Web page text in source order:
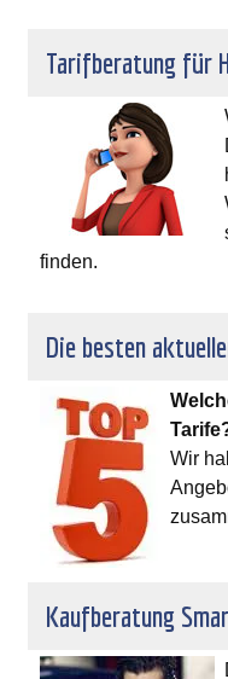
Tarifberatung für
finden.
Die besten
Wir
Kaufberatung